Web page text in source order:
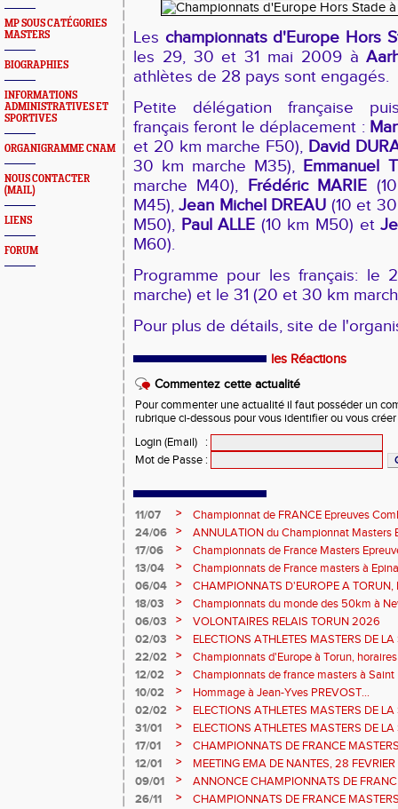
MP SOUS CATÉGORIES
MASTERS
BIOGRAPHIES
INFORMATIONS
ADMINISTRATIVES ET
SPORTIVES
ORGANIGRAMME CNAM
NOUS CONTACTER
(MAIL)
LIENS
FORUM
Les championnats d'Europe Hors
les 29, 30 et 31 mai 2009 à
athlètes de 28 pays sont engagés.
Petite délégation française
français feront le déplacement :
et 20 km marche F50), David
30 km marche M35), Emmanuel
marche M40), Frédéric MARIE
M45),Jean Michel DREAU (10 et
M50), Paul ALLE (10 km M50) et
M60).
Programme pour les français: le
marche) et le 31 (20 et 30 km
Pour plus de détails, site de
les Réactions
Commentez cette actualité
Pour commenter une actualité il faut posséder un
rubrique ci-dessous pour vous identifier ou vous
Login (Email)
:
Mot de Passe :
11/07 >
Championnat de FRANCE Epreuves
et Marche CHATEAUROUX
24/06 >
ANNULATION du Championnat Masters
Châteauroux les 27-28 juin
17/06 >
Championnats de France Masters
fond long
13/04 >
Championnats de France masters à
prévisionnels, montée de barres et
06/04 >
CHAMPIONNATS D'EUROPE A
18/03
>
Championnats du monde des 50km à
Sébastien DOUMENC.
06/03 >
VOLONTAIRES RELAIS TORUN 2026
02/03
>
ELECTIONS ATHLETES MASTERS DE
2ème vote : athlètes hommes.
22/02 >
Championnats d'Europe à Torun,
informations...
12/02 >
Championnats de france masters à Saint
février 2026.
10/02 >
Hommage à Jean-Yves PREVOST...
02/02
>
ELECTIONS ATHLETES MASTERS DE
vote : athlètes femmes.
31/01 >
ELECTIONS ATHLETES MASTERS DE
17/01
>
CHAMPIONNATS DE FRANCE
informations sur les inscriptions et report
12/01 >
MEETING EMA DE NANTES, 28
09/01
>
ANNONCE CHAMPIONNATS DE
ÉPREUVES COMBINÉES ET ÉPREUVES
26/11 >
CHAMPIONNATS DE FRANCE